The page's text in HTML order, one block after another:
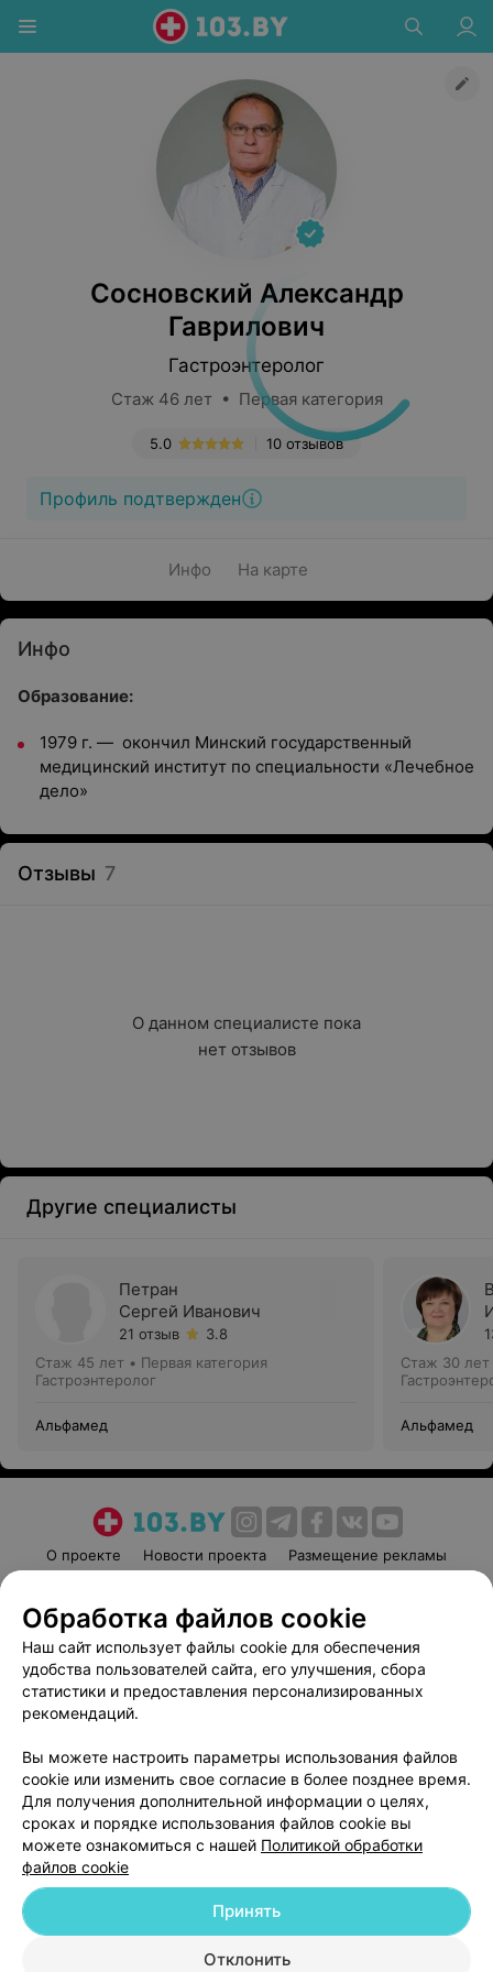
Сосновский Александр
Гаврилович
Гастроэнтеролог
Стаж 46 лет • Первая категория
10 отзывов
5.0
Профиль подтвержден
Инфо На карте
Инфо
Образование:
1979 г. — окончил Минский государственный
медицинский институт по специальности «Лечебное
дело»
Отзывы 7
О данном специалисте пока
нет отзывов
Другие специалисты
Петран
Сергей Иванович
21 отзыв
3.8
Стаж 45 лет • Первая категория
Гастроэнтеролог
Альфамед
Стаж 30 лет
Альфамед
О проекте Новости проекта
Размещение рекламы
Пользовательское соглашение
Способы оплаты
Вакансии
Партнеры
Написать руководителю 103.by
Обработка персональных данных
© 2026 ООО «Артокс Лаб», УНП 191700409
| 220012, Республика Беларусь,
Обработка файлов cookie
Наш сайт использует файлы cookie для обеспечения
удобства пользователей сайта, его улучшения, сбора
статистики и предоставления персонализированных
рекомендаций.
Вы можете настроить параметры использования файлов
cookie или изменить свое согласие в более позднее время.
Для получения дополнительной информации о целях,
сроках и порядке использования файлов cookie вы
можете ознакомиться с нашей Политикой обработки
файлов cookie
Отклонить
Принять